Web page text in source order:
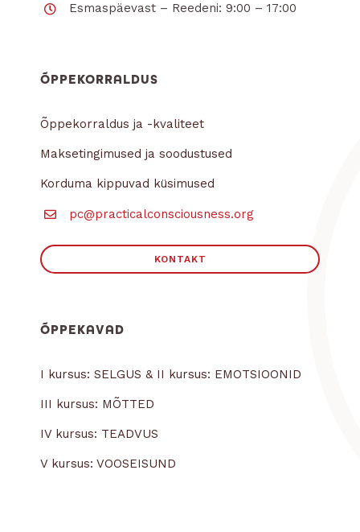
Esmaspäevast – Reedeni: 9:00 – 17:00
ÕPPEKORRALDUS
Õppekorraldus ja -kvaliteet
Maksetingimused ja soodustused
Korduma kippuvad küsimused
pc@practicalconsciousness.org
KONTAKT
ÕPPEKAVAD
I kursus: SELGUS & II kursus: EMOTSIOONID
III kursus: MÕTTED
IV kursus: TEADVUS
V kursus: VOOSEISUND